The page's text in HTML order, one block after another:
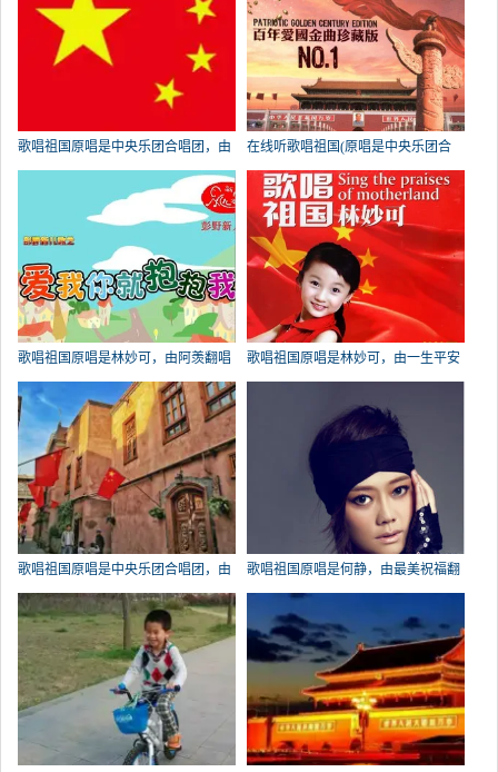
歌唱祖国原唱是中央乐团合唱团，由
在线听歌唱祖国(原唱是中央乐团合
唱团)，木子李演唱点播:486次
歌唱祖国原唱是林妙可，由阿羡翻唱
(播放:175)
歌唱祖国原唱是林妙可，由一生平安
歌唱祖国原唱是中央乐团合唱团，由
大师兄翻唱(播放:128)
歌唱祖国原唱是何静，由最美祝福翻
唱(播放:81)